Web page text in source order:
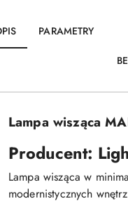
PARAMETRY
Lampa wisząca
Producent:
Lampa wisząca w
modernistycznych